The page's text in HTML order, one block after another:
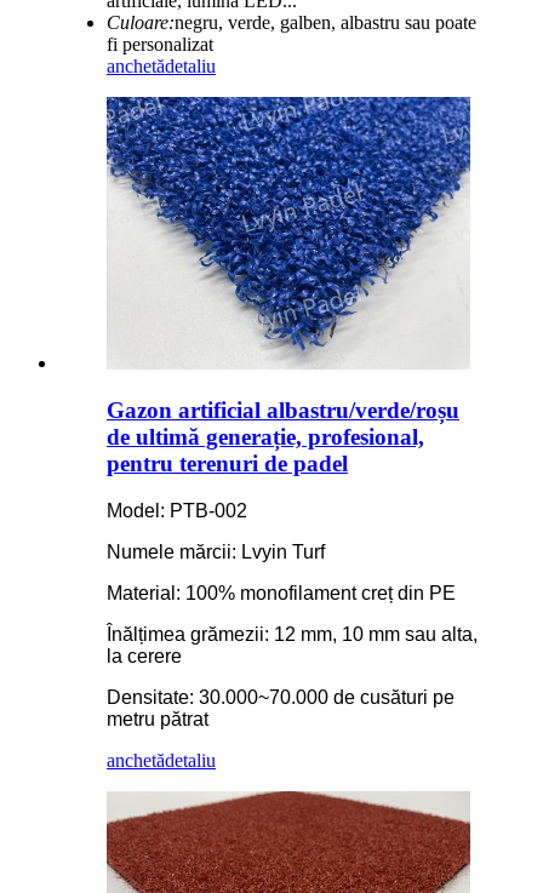
Culoare:negru, verde, galben, albastru sau poate
fi personalizat
anchetădetaliu
Gazon artificial albastru/verde/roșu
de ultimă generație, profesional,
pentru terenuri de padel
Model: PTB-002
Numele mărcii: Lvyin Turf
Material: 100% monofilament creț din PE
Înălțimea grămezii: 12 mm, 10 mm sau alta,
la cerere
Densitate: 30.000~70.000 de cusături pe
metru pătrat
anchetădetaliu